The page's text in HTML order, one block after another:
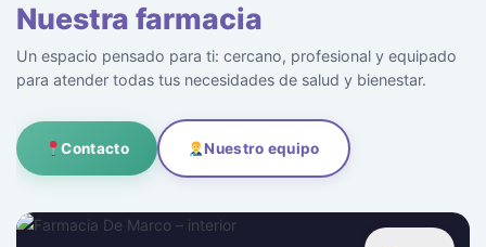
Nuestra farmacia
Un espacio pensado para ti: cercano, profesional y equipado
para atender todas tus necesidades de salud y bienestar.
Contacto Nuestro equipo